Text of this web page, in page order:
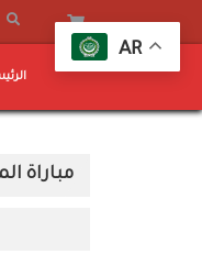
مباراة
AR